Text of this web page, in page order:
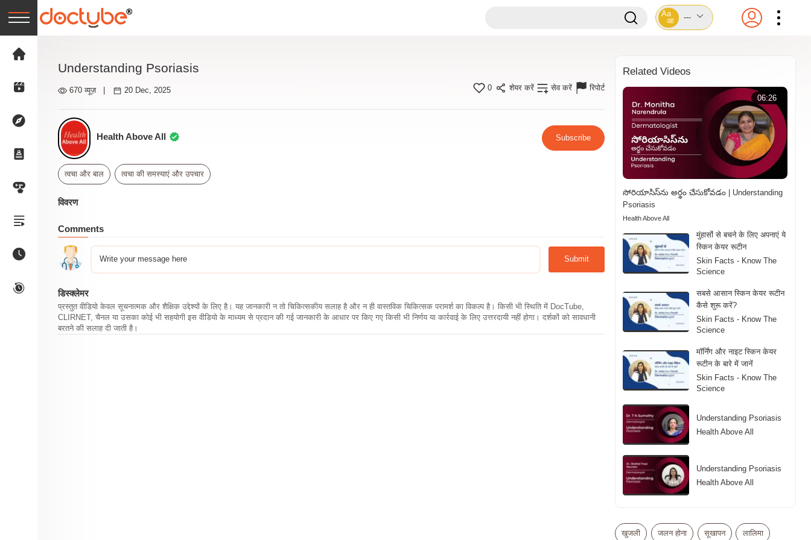
Aa
आ
---
Understanding Psoriasis
670 व्यूज़ 20 Dec, 2025 0 शेयर करें सेव करें रिपोर्ट
Health Above All Subscribe
त्वचा और बाल त्वचा की समस्याएं और उपचार
विवरण
Comments
Write your message here Submit
डिस्क्लेमर
प्रस्तुत वीडियो केवल सूचनात्मक और शैक्षिक उद्देश्यों के लिए है। यह जानकारी न तो चिकित्सकीय सलाह है और न ही वास्तविक चिकित्सक परामर्श का विकल्प है। किसी भी स्थिति में DocTube,
CLIRNET, चैनल या उसका कोई भी सहयोगी इस वीडियो के माध्यम से प्रदान की गई जानकारी के आधार पर किए गए किसी भी निर्णय या कार्रवाई के लिए उत्तरदायी नहीं होगा। दर्शकों को सावधानी
बरतने की सलाह दी जाती है।
Related Videos
06:26
సోరియాసిస్‌ను అర్థం చేసుకోవడం | Understanding
Psoriasis
Health Above All
मुंहासोंं से बचने के लिए अपनाएं ये
स्किन केयर रूटीन
Skin Facts - Know The
Science
सबसे आसान स्किन केयर रूटीन
कैसे शुरू करें?
Skin Facts - Know The
Science
मॉर्निंग और नाइट स्किन केयर
रूटीन के बारे में जानें
Skin Facts - Know The
Science
Understanding Psoriasis
Health Above All
Understanding Psoriasis
Health Above All
30+: Causes and
Solutions
Skin Facts - Know The
खुजली जलन होना सूखापन लालिमा